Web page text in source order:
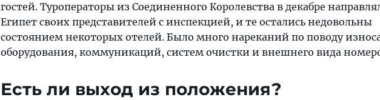
полуострова.
гостей. Туроператоры из Соединенного Королевства в декабре
Египет своих представителей с инспекцией, и те остались недовольны
состоянием некоторых отелей. Было много нареканий по поводу
оборудования, коммуникаций, систем очистки и внешнего вида
Есть ли выход из положения?